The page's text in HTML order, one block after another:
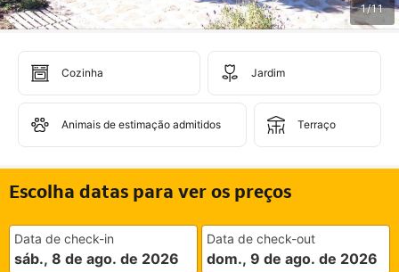
1/11
Cozinha Jardim
Animais de estimação admitidos Terraço
Escolha datas para ver os preços
Data de check-in
sáb., 8 de ago. de 2026
Data de check-out
dom., 9 de ago. de 2026